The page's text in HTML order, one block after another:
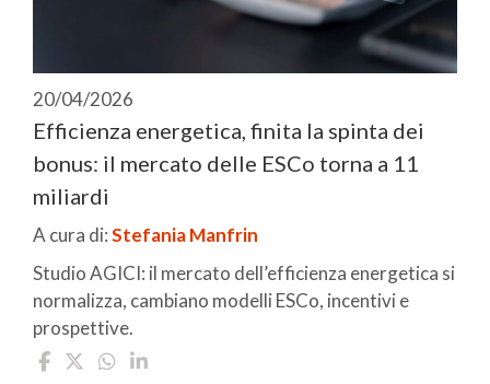
20/04/2026
Efficienza energetica, finita la spinta dei
bonus: il mercato delle ESCo torna a 11
miliardi
A cura di:Stefania Manfrin
Studio AGICI: il mercato dell’efficienza energetica si
normalizza, cambiano modelli ESCo, incentivi e
prospettive.